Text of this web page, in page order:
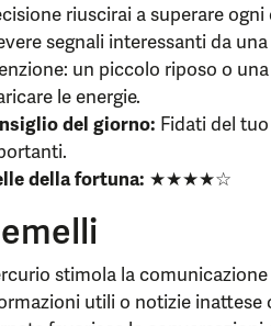
riuscirai a superare
segnali interessanti da
un piccolo riposo o
le energie.
del giorno: Fidati del
della fortuna: ★★★★☆
stimola la
utili o notizie inattese